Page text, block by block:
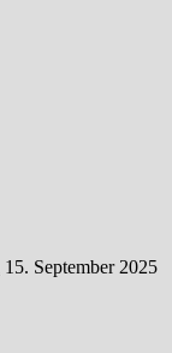
15. September 2025